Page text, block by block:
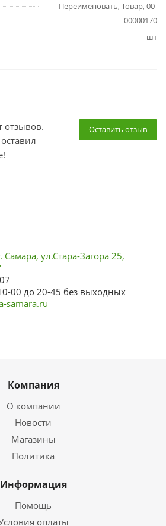
Переименовать, Товар, 00-
00000170
шт
Оставить отзыв
отзывов.
ул.Стара-Загора 25,
00 до 20-45 без выходных
samara.ru
Компания
О компании
Новости
Магазины
Политика
Информация
Помощь
оплаты